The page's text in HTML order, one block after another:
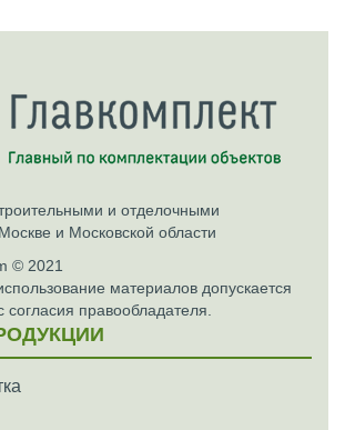
и отделочными
и Московской области
© 2021
материалов допускается
согласия правообладателя.